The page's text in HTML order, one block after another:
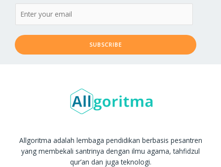
SUBSCRIBE
Allgoritma adalah lembaga pendidikan berbasis pesantren
yang membekali santrinya dengan ilmu agama, tahfidzul
qur’an dan juga teknologi.